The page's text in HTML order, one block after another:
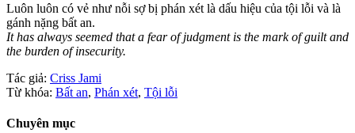
Luôn luôn có vẻ như nỗi sợ bị phán xét là dấu hiệu của tội lỗi và là
gánh nặng bất an.
It has always seemed that a fear of judgment is the mark of guilt and
the burden of insecurity.
Tác giả: Criss Jami
Từ khóa: Bất an, Phán xét, Tội lỗi
Chuyên mục